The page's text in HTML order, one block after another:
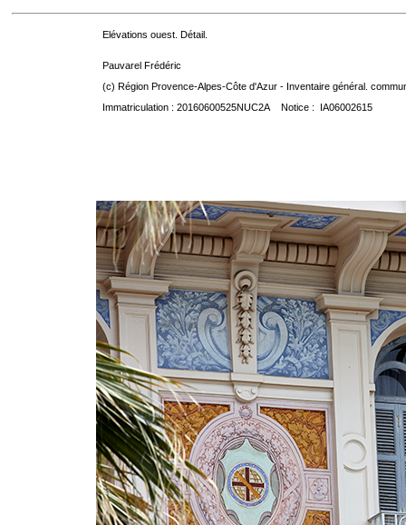
Elévations ouest. Détail.
Pauvarel Frédéric
(c) Région Provence-Alpes-Côte d'Azur - Inventaire général.
Immatriculation : 20160600525NUC2A Notice : IA06002615